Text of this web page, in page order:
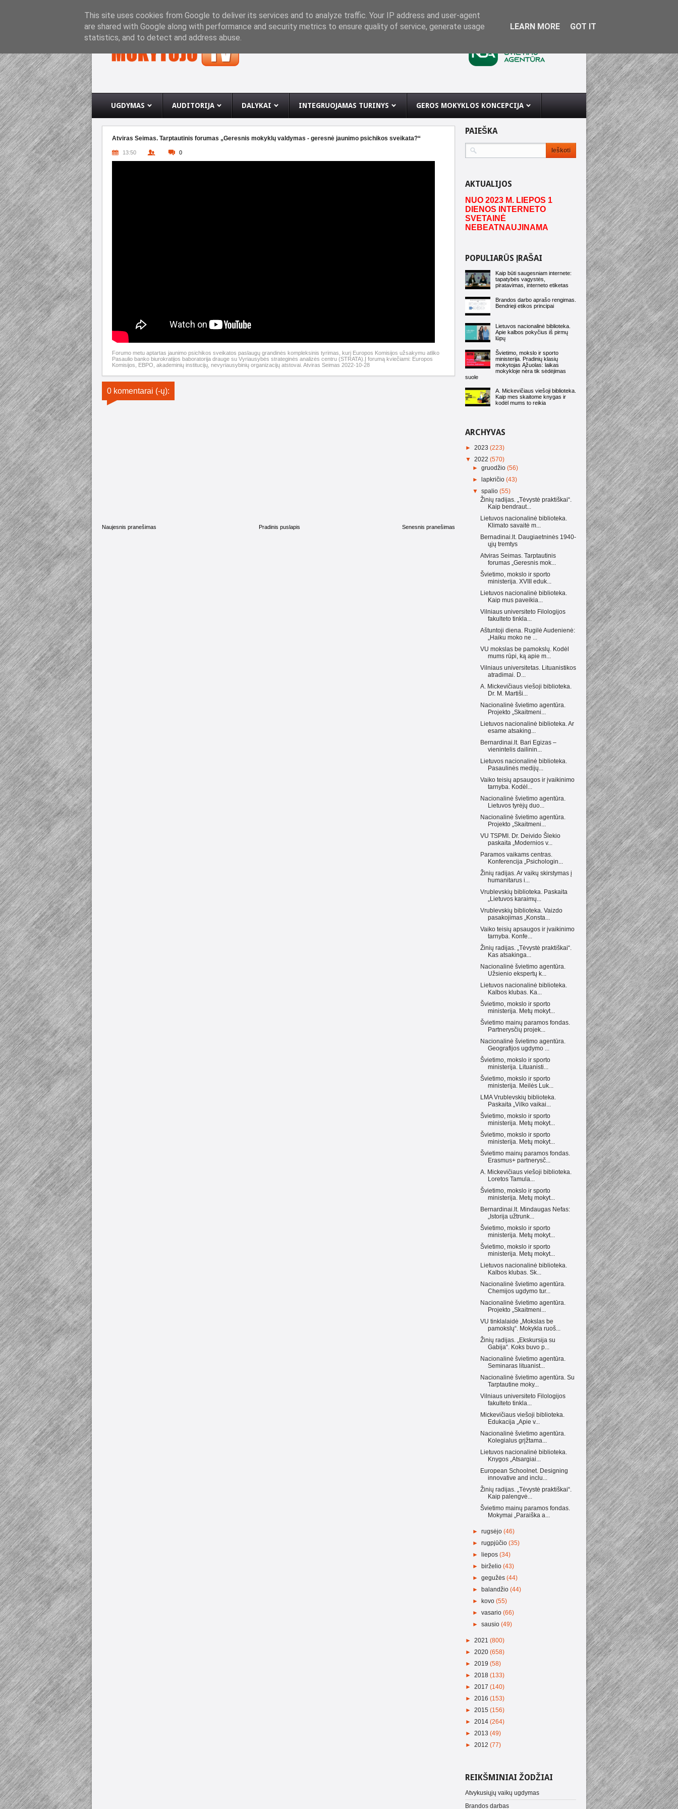
UGDYMAS AUDITORIJA DALYKAI INTEGRUOJAMAS TURINYS GEROS MOKYKLOS KONCEPCIJA
Atviras Seimas. Tarptautinis forumas „Geresnis mokyklų valdymas - geresnė jaunimo psichikos sveikata?“
13:50 0
Forumo metu aptartas jaunimo psichikos sveikatos paslaugų grandinės kompleksinis tyrimas, kurį Europos Komisijos užsakymu atliko
Pasaulio banko biurokratijos baboratorija drauge su Vyriausybės strateginės analizės centru (STRATA).Į forumą kviečiami: Europos
Komisijos, EBPO, akademinių institucijų, nevyriausybinių organizacijų atstovai. Atviras Seimas 2022-10-28
0 komentarai (-ų):
Naujesnis pranešimas Pradinis puslapis Senesnis pranešimas
PAIEŠKA
AKTUALIJOS
NUO 2023 M. LIEPOS 1
DIENOS INTERNETO
SVETAINĖ
NEBEATNAUJINAMA
POPULIARŪS ĮRAŠAI
Kaip būti saugesniam internete:
tapatybės vagystės,
piratavimas, interneto etiketas
Brandos darbo aprašo rengimas.
Bendrieji etikos principai
Lietuvos nacionalinė biblioteka.
Apie kalbos pokyčius iš pirmų
lūpų
Švietimo, mokslo ir sporto
ministerija. Pradinių klasių
mokytojas Ąžuolas: laikas
mokykloje nėra tik sėdėjimas
suole
A. Mickevičiaus viešoji biblioteka.
Kaip mes skaitome knygas ir
kodėl mums to reikia
ARCHYVAS
► 2023 (223)
▼ 2022 (570)
►gruodžio(56)
►
lapkričio(43)
▼spalio(55)
Žinių radijas. „Tėvystė praktiškai“.
Kaip bendraut...
Lietuvos nacionalinė biblioteka.
Klimato savaitė m...
Bernadinai.lt. Daugiaetninės 1940-
ųjų tremtys
Atviras Seimas. Tarptautinis
forumas „Geresnis mok...
Švietimo, mokslo ir sporto
ministerija. XVIII eduk...
Lietuvos nacionalinė biblioteka.
Kaip mus paveikia...
Vilniaus universiteto Filologijos
fakulteto tinkla...
Aštuntoji diena. Rugilė Audenienė:
„Haiku moko ne ...
VU mokslas be pamokslų. Kodėl
mums rūpi, ką apie m...
Vilniaus universitetas. Lituanistikos
atradimai. D...
A. Mickevičiaus viešoji biblioteka.
Dr. M. Martiši...
Nacionalinė švietimo agentūra.
Projekto „Skaitmeni...
Lietuvos nacionalinė biblioteka. Ar
esame atsaking...
Bernardinai.lt. Bari Egizas –
vienintelis dailinin...
Lietuvos nacionalinė biblioteka.
Pasaulinės medijų...
Vaiko teisių apsaugos ir įvaikinimo
tarnyba. Kodėl...
Nacionalinė švietimo agentūra.
Lietuvos tyrėjų duo...
Nacionalinė švietimo agentūra.
Projekto „Skaitmeni...
VU TSPMI. Dr. Deivido Šlekio
paskaita „Modernios v...
Paramos vaikams centras.
Konferencija „Psichologin...
Žinių radijas. Ar vaikų skirstymas į
humanitarus i...
Vrublevskių biblioteka. Paskaita
„Lietuvos karaimų...
Vrublevskių biblioteka. Vaizdo
pasakojimas „Konsta...
Vaiko teisių apsaugos ir įvaikinimo
tarnyba. Konfe...
Žinių radijas. „Tėvystė praktiškai“.
Kas atsakinga...
Nacionalinė švietimo agentūra.
Užsienio ekspertų k...
Lietuvos nacionalinė biblioteka.
Kalbos klubas. Ka...
Švietimo, mokslo ir sporto
ministerija. Metų mokyt...
Švietimo mainų paramos fondas.
Partnerysčių projek...
Nacionalinė švietimo agentūra.
Geografijos ugdymo ...
Švietimo, mokslo ir sporto
ministerija. Lituanisti...
Švietimo, mokslo ir sporto
ministerija. Meilės Luk...
LMA Vrublevskių biblioteka.
Paskaita „Vilko vaikai...
Švietimo, mokslo ir sporto
ministerija. Metų mokyt...
Švietimo, mokslo ir sporto
ministerija. Metų mokyt...
Švietimo mainų paramos fondas.
Erasmus+ partnerysč...
A. Mickevičiaus viešoji biblioteka.
Loretos Tamula...
Švietimo, mokslo ir sporto
ministerija. Metų mokyt...
Bernardinai.lt. Mindaugas Nefas:
„Istorija užtrunk...
Švietimo, mokslo ir sporto
ministerija. Metų mokyt...
Švietimo, mokslo ir sporto
ministerija. Metų mokyt...
Lietuvos nacionalinė biblioteka.
Kalbos klubas. Sk...
Nacionalinė švietimo agentūra.
Chemijos ugdymo tur...
Nacionalinė švietimo agentūra.
Projekto „Skaitmeni...
VU tinklalaidė „Mokslas be
pamokslų“. Mokykla ruoš...
Žinių radijas. „Ekskursija su
Gabija“. Koks buvo p...
Nacionalinė švietimo agentūra.
Seminaras lituanist...
Nacionalinė švietimo agentūra. Su
Tarptautine moky...
Vilniaus universiteto Filologijos
fakulteto tinkla...
Mickevičiaus viešoji biblioteka.
Edukacija „Apie v...
Nacionalinė švietimo agentūra.
Kolegialus grįžtama...
Lietuvos nacionalinė biblioteka.
Knygos „Atsargiai...
European Schoolnet. Designing
innovative and inclu...
Žinių radijas. „Tėvystė praktiškai“.
Kaip palengvė...
Švietimo mainų paramos fondas.
Mokymai „Paraiška a...
►rugsėjo(46)
►rugpjūčio(35)
►
liepos(34)
► birželio(43)
►gegužės(44)
► balandžio(44)
►
kovo(55)
►vasario(66)
►sausio(49)
► 2021 (800)
► 2020 (658)
► 2019 (58)
► 2018 (133)
► 2017 (140)
► 2016 (153)
► 2015 (156)
► 2014 (264)
► 2013 (49)
► 2012 (77)
REIKŠMINIAI ŽODŽIAI
Atvykusiųjų vaikų ugdymas
Brandos darbas
This site uses cookies from Google to deliver its services and to analyze traffic. Your IP address and user-agent
are shared with Google along with performance and security metrics to ensure quality of service, generate usage
statistics, and to detect and address abuse.
LEARN MORE GOT IT